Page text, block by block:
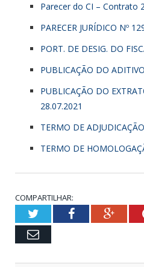
Parecer do CI – Contrato
PARECER JURÍDICO Nº
PORT. DE DESIG. DO
PUBLICAÇÃO DO
PUBLICAÇÃO DO
28.07.2021
TERMO DE ADJUDICAÇÃO
TERMO DE
COMPARTILHAR:
TwitterFacebook
Email